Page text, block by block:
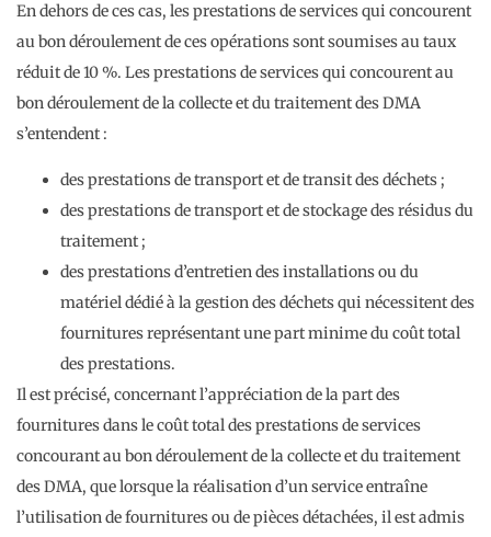
En dehors de ces cas, les prestations de services qui concourent
au bon déroulement de ces opérations sont soumises au taux
réduit de 10 %. Les prestations de services qui concourent au
bon déroulement de la collecte et du traitement des DMA
s’entendent :
des prestations de transport et de transit des déchets ;
des prestations de transport et de stockage des résidus du
traitement ;
des prestations d’entretien des installations ou du
matériel dédié à la gestion des déchets qui nécessitent des
fournitures représentant une part minime du coût total
des prestations.
Il est précisé, concernant l’appréciation de la part des
fournitures dans le coût total des prestations de services
concourant au bon déroulement de la collecte et du traitement
des DMA, que lorsque la réalisation d’un service entraîne
l’utilisation de fournitures ou de pièces détachées, il est admis